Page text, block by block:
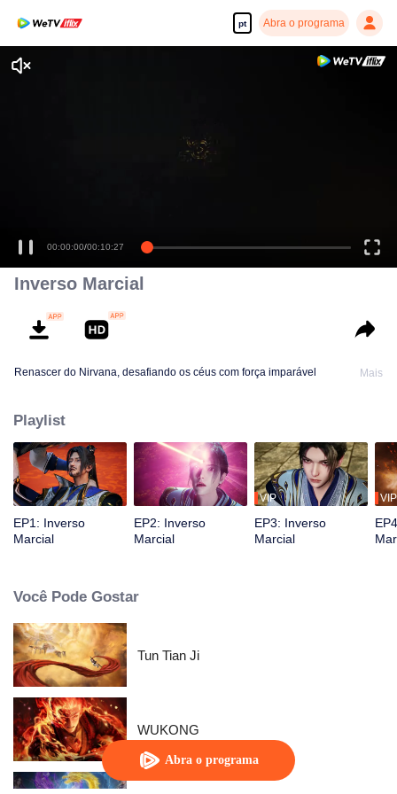
pt Abra o programa
Abra o programa
00:00:00/00:10:27
Inverso Marcial
Renascer do Nirvana, desafiando os céus com força imparável Mais
Playlist
EP1: Inverso
Marcial
EP2: Inverso
Marcial
VIP
EP3: Inverso
Marcial
VIP
Você Pode Gostar
Tun Tian Ji
WUKONG